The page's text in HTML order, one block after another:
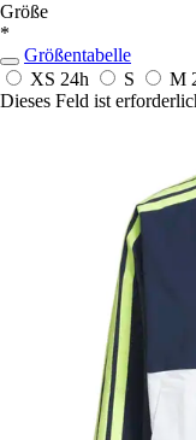
Größe
*
Größentabelle
XS 24h S M
Dieses Feld ist